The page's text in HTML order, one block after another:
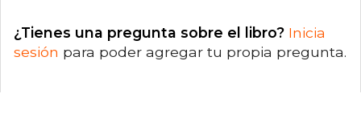
¿Tienes una pregunta sobre el libro? Inicia
sesión para poder agregar tu propia pregunta.